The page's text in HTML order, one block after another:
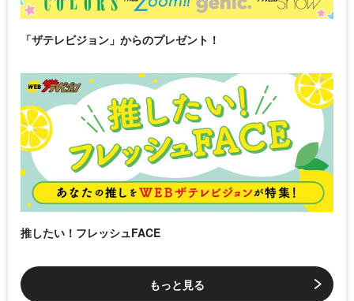
「ザテレビジョン」からのプレゼント！
推したい！フレッシュFACE
もっと見る